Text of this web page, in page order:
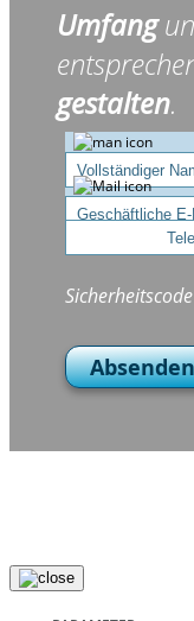
Umfang
gestalten.
Sicherheitscode
Absenden